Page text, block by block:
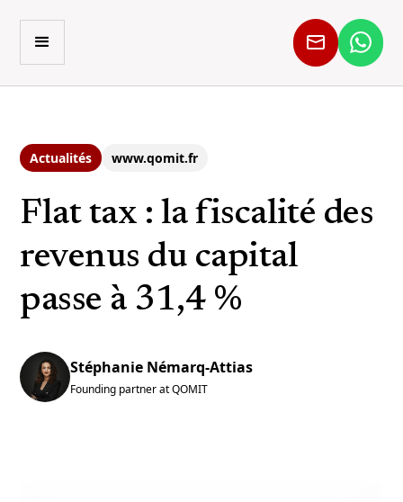
Actualités www.qomit.fr
Flat tax : la fiscalité des
revenus du capital
passe à 31,4 %
Stéphanie Némarq-Attias
Founding partner at QOMIT